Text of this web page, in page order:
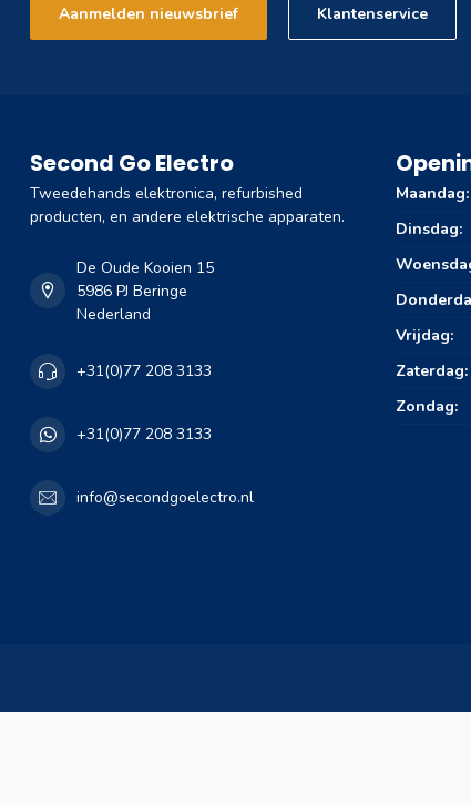
Aanmelden nieuwsbrief Klantenservice
Second Go Electro
Tweedehands elektronica, refurbished
producten, en andere elektrische apparaten.
De Oude Kooien 15
5986 PJ Beringe
Nederland
+31(0)77 208 3133
+31(0)77 208 3133
info@secondgoelectro.nl
Maandag:
Dinsdag:
Vrijdag:
Zaterdag:
Zondag: